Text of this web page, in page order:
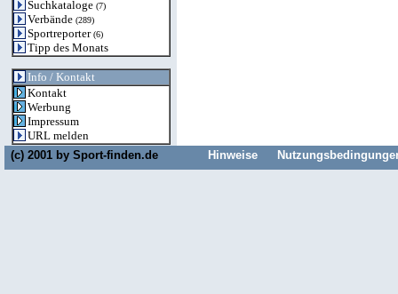
Suchkataloge(7)
Verbände(289)
Sportreporter(6)
Tipp des Monats
Info / Kontakt
Kontakt
Werbung
Impressum
URL melden
(c) 2001 by Sport-finden.de Hinweise